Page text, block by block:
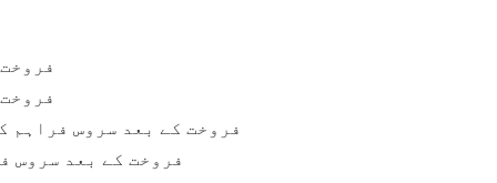
فروخت کے بعد سروس فراہم
فروخت کے بعد سروس